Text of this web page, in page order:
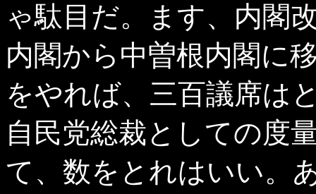
ゃ駄目だ。ます、内閣
内閣から中曽根内閣に
をやれば、三百議席は
自民党総裁としての度
て、数をとれはいい。